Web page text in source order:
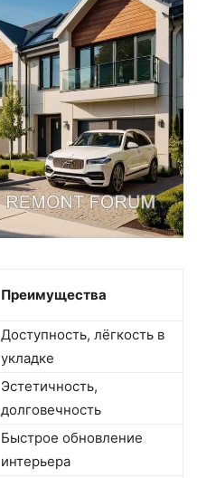
Преимущества
Доступность, лёгкость в
укладке
Эстетичность,
долговечность
Быстрое обновление
интерьера